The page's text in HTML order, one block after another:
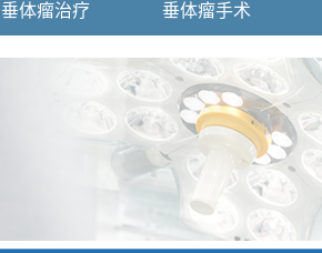
垂体瘤治疗 垂体瘤手术